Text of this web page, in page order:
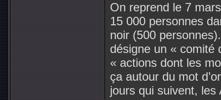
On reprend le 7
15 000 personnes
noir (500
désigne un « comité
« actions dont les
ça autour du mot
jours qui suivent,